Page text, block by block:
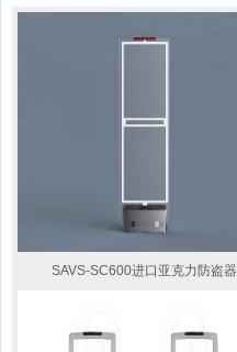
SAVS-SC600进口亚克力防盗器